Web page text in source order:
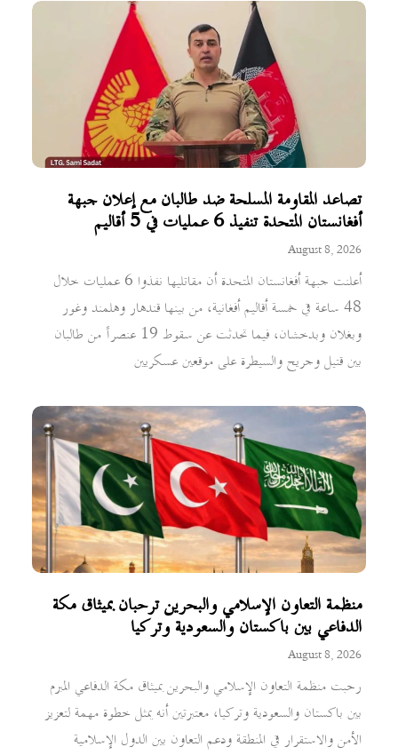
تصاعد المقاومة المسلحة ضد طالبان مع إعلان جبهة
أفغانستان المتحدة تنفيذ 6 عمليات في 5 أقاليم
August 8, 2026
أعلنت جبهة أفغانستان المتحدة أن مقاتليها نفذوا 6 عمليات خلال
48 ساعة في خمسة أقاليم أفغانية، من بينها قندهار وهلمند وغور
وبغلان وبدخشان، فيما تحدثت عن سقوط 19 عنصراً من طالبان
بين قتيل وجريح والسيطرة على موقعين عسكريين
منظمة التعاون الإسلامي والبحرين ترحبان بميثاق مكة
الدفاعي بين باكستان والسعودية وتركيا
August 8, 2026
رحبت منظمة التعاون الإسلامي والبحرين بميثاق مكة الدفاعي المبرم
بين باكستان والسعودية وتركيا، معتبرتين أنه يمثل خطوة مهمة لتعزيز
الأمن والاستقرار في المنطقة ودعم التعاون بين الدول الإسلامية